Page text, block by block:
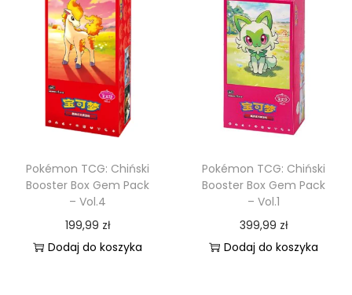
Pokémon TCG: Chiński
Booster Box Gem Pack
– Vol.4
199,99 zł
Dodaj do koszyka
Pokémon TCG: Chiński
Booster Box Gem Pack
– Vol.1
399,99 zł
Dodaj do koszyka